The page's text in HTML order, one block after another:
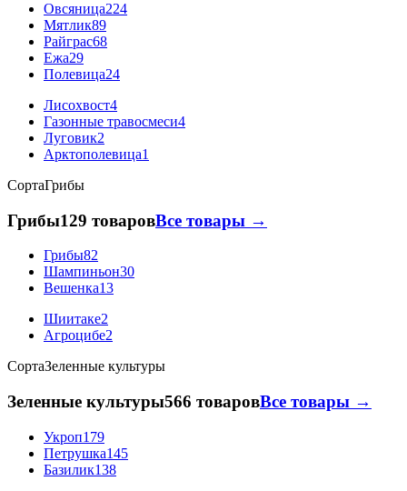
Овсяница224
Мятлик89
Райграс68
Ежа29
Полевица24
Лисохвост4
Газонные травосмеси4
Луговик2
Арктополевица1
СортаГрибы
Грибы129 товаровВсе товары →
Грибы82
Шампиньон30
Вешенка13
Шиитаке2
Агроцибе2
СортаЗеленные культуры
Зеленные культуры566 товаровВсе товары →
Укроп179
Петрушка145
Базилик138